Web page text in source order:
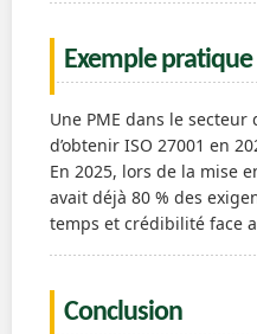
Exemple pratique
Une PME dans le secteur
d’obtenir ISO 27001 en
En 2025, lors de la mise
avait déjà 80 % des
temps et crédibilité face
Conclusion